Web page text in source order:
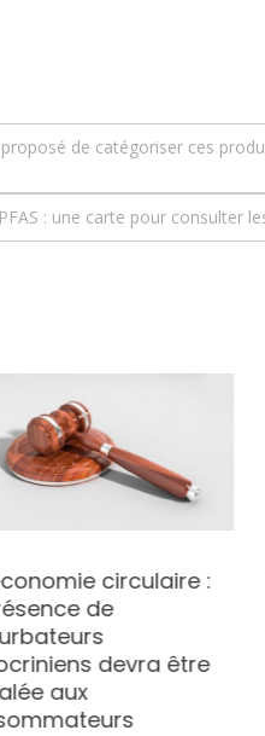
de catégoriser ces
PFAS : une carte pour consulter
circulaire :
de
devra être
aux